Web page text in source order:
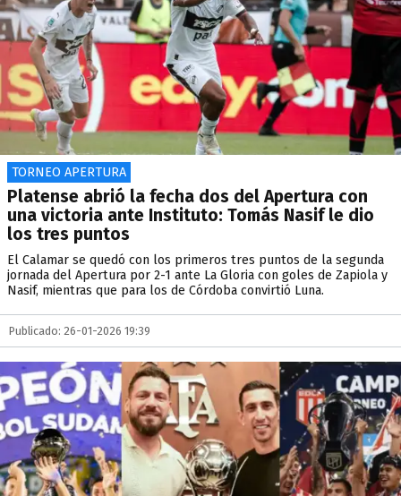
TORNEO APERTURA
Platense abrió la fecha dos del Apertura con
una victoria ante Instituto: Tomás Nasif le dio
los tres puntos
El Calamar se quedó con los primeros tres puntos de la segunda
jornada del Apertura por 2-1 ante La Gloria con goles de Zapiola y
Nasif, mientras que para los de Córdoba convirtió Luna.
Publicado: 26-01-2026 19:39